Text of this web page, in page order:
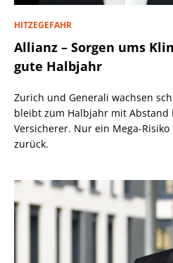
HITZEGEFAHR
Allianz – Sorgen ums
gute Halbjahr
Zurich und Generali wachsen
bleibt zum Halbjahr mit Abstand
Versicherer. Nur ein Mega-Risiko
zurück.